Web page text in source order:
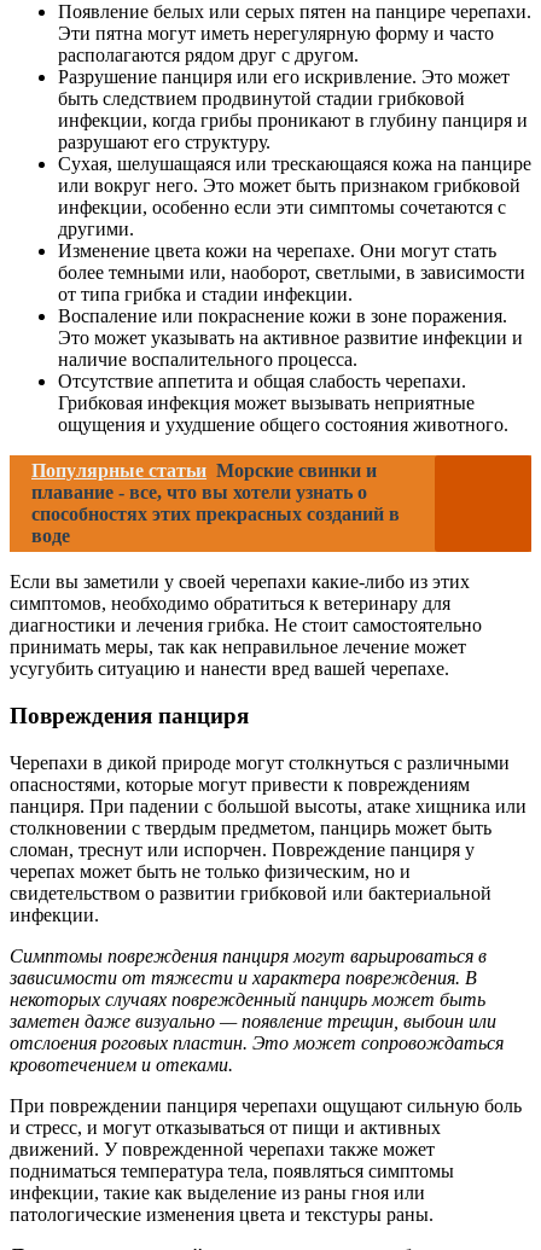
Появление белых или серых пятен на панцире черепахи.
Эти пятна могут иметь нерегулярную форму и часто
располагаются рядом друг с другом.
Разрушение панциря или его искривление. Это может
быть следствием продвинутой стадии грибковой
инфекции, когда грибы проникают в глубину панциря и
разрушают его структуру.
Сухая, шелушащаяся или трескающаяся кожа на панцире
или вокруг него. Это может быть признаком грибковой
инфекции, особенно если эти симптомы сочетаются с
другими.
Изменение цвета кожи на черепахе. Они могут стать
более темными или, наоборот, светлыми, в зависимости
от типа грибка и стадии инфекции.
Воспаление или покраснение кожи в зоне поражения.
Это может указывать на активное развитие инфекции и
наличие воспалительного процесса.
Отсутствие аппетита и общая слабость черепахи.
Грибковая инфекция может вызывать неприятные
ощущения и ухудшение общего состояния животного.
Популярные статьи Морские свинки и
плавание - все, что вы хотели узнать о
способностях этих прекрасных созданий в
воде
Если вы заметили у своей черепахи какие-либо из этих
симптомов, необходимо обратиться к ветеринару для
диагностики и лечения грибка. Не стоит самостоятельно
принимать меры, так как неправильное лечение может
усугубить ситуацию и нанести вред вашей черепахе.
Повреждения панциря
Черепахи в дикой природе могут столкнуться с различными
опасностями, которые могут привести к повреждениям
панциря. При падении с большой высоты, атаке хищника или
столкновении с твердым предметом, панцирь может быть
сломан, треснут или испорчен. Повреждение панциря у
черепах может быть не только физическим, но и
свидетельством о развитии грибковой или бактериальной
инфекции.
Симптомы повреждения панциря могут варьироваться в
зависимости от тяжести и характера повреждения. В
некоторых случаях поврежденный панцирь может быть
заметен даже визуально — появление трещин, выбоин или
отслоения роговых пластин. Это может сопровождаться
кровотечением и отеками.
При повреждении панциря черепахи ощущают сильную боль
и стресс, и могут отказываться от пищи и активных
движений. У поврежденной черепахи также может
подниматься температура тела, появляться симптомы
инфекции, такие как выделение из раны гноя или
патологические изменения цвета и текстуры раны.